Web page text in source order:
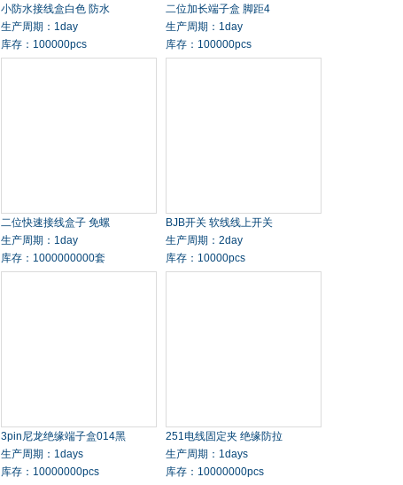
小防水接线盒白色 防水
生产周期：1day
库存：100000pcs
二位加长端子盒 脚距4
生产周期：1day
库存：100000pcs
二位快速接线盒子 免螺
生产周期：1day
库存：1000000000套
BJB开关 软线线上开关
生产周期：2day
库存：10000pcs
3pin尼龙绝缘端子盒014黑
生产周期：1days
库存：10000000pcs
251电线固定夹 绝缘防拉
生产周期：1days
库存：10000000pcs